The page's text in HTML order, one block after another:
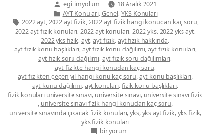
Yazan:
egitimyolum
18 Aralık 2021
Yazı
kategorisi
AYT Konuları,Genel,YKS Konuları
Etiketler:
2022 ayt,2022 ayt fizik,2022 ayt fizik hangi konudan kaç soru,
2022 ayt fizik konuları,2022 ayt konuları,2022 yks,2022 yks ayt,
2022 yks fizik,ayt,ayt fizik,ayt fizik hakkında,
ayt fizik konu başlıkları,ayt fizik konu dağılımı,ayt fizik konuları,
ayt fizik soru dağılımı,ayt fizik soru dağılımları,
ayt fizikte hangi konudan kaç soru,
ayt fizikten geçen yıl hangi konu kaç soru,ayt konu başlıkları,
ayt konu dağılımı,ayt konuları,fizik konu başlıkları,
fizik konuları üniversite sınavı, üniversite sınavı, üniversite sınavı fizik
, üniversite sınavı fizik hangi konudan kaç soru,
üniversite sınavında çıkacak fizik konuları,yks,yks ayt fizik,yks fizik,
yks fizik konuları
AYT
bir yorum